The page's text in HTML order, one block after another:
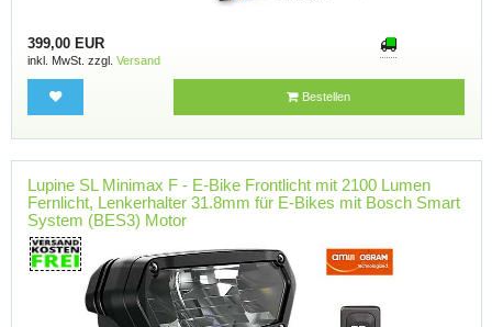
399,00 EUR
inkl. MwSt. zzgl. Versand
Bestellen
Lupine SL Minimax F - E-Bike Frontlicht mit 2100 Lumen
Fernlicht, Lenkerhalter 31.8mm für E-Bikes mit Bosch Smart
System (BES3) Motor